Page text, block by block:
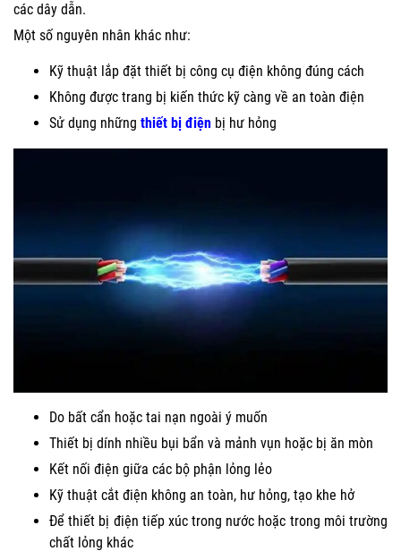
các dây dẫn.
Một số nguyên nhân khác như:
Kỹ thuật lắp đặt thiết bị công cụ điện không đúng cách
Không được trang bị kiến thức kỹ càng về an toàn điện
Sử dụng những thiết bị điện bị hư hỏng
Do bất cẩn hoặc tai nạn ngoài ý muốn
Thiết bị dính nhiều bụi bẩn và mảnh vụn hoặc bị ăn mòn
Kết nối điện giữa các bộ phận lỏng lẻo
Kỹ thuật cắt điện không an toàn, hư hỏng, tạo khe hở
Để thiết bị điện tiếp xúc trong nước hoặc trong môi trường
chất lỏng khác